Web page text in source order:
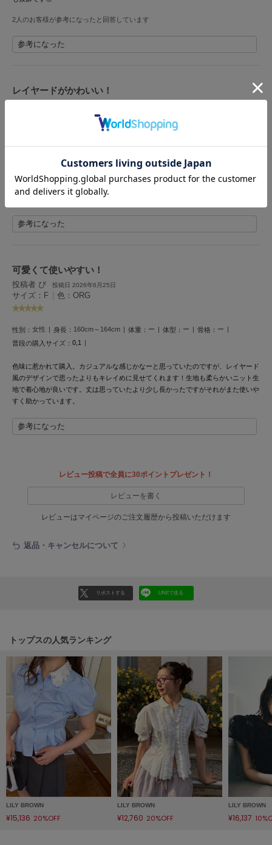
HUNTER
HOKA ONEONE
ホカ オネオネ
KEEN
le
ル
le coq sportif
ルコックスポルティフ
LILY BROWN
リリーブラウン
リリーブラウンランジェリー
リトルユニオン トウキョウ
メイドオブオーガニクス
miies miim
Mila Owen
NEW Balance
ニューバランス
nezu
ネズ
NIKE
ナイキ
NOWNS
ナウンス
null.
ヌル
2人のお客様が参考になったと回答しています
参考になった
レイヤードがかわいい！
普段の購入サイズ：XS
普段XSを着用していても、ピッタリで短めに着ることが出来るので、クロップ丈
が好きな方とかにオススメです！生地も分厚過ぎなくて夏でも着れます。
参考になった
可愛くて使いやすい！
投稿者 ぴ 投稿日 2026年6月25日
サイズ：F 色：ORG
性別： 女性 身長： 160cm～164cm 体重： ー 体型： ー 骨格： ー
普段の購入サイズ： 0,1
色味に惹かれて購入。カジュアルな感じかなーと思っていたのですが、レイヤード
風のデザインで思ったよりもキレイめに見せてくれます！生地も柔らかいニット生
地で着心地が良いです。丈は思っていたより少し長かったですがそれがまた使いや
すく助かっています。
参考になった
レビュー投稿で全員に30ポイントプレゼント！
レビューを書く
レビューはマイページのご注文履歴から投稿いただけます
返品・キャンセルについて
リポストする LINEで送る
トップスの人気ランキング
LILY BROWN
¥15,136 20%OFF
LILY BROWN
¥12,760 20%OFF
LILY BROWN
¥16,137